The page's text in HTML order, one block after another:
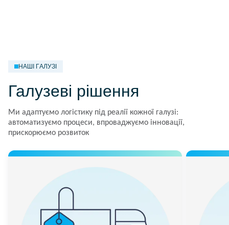
НАШІ ГАЛУЗІ
Галузеві рішення
Ми адаптуємо логістику під реалії кожної галузі:
автоматизуємо процеси, впроваджуємо інновації,
прискорюємо розвиток